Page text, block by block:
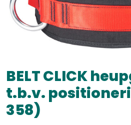
BELT CLICK
t.b.v.
358)